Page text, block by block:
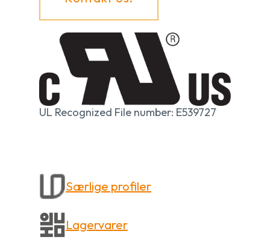
UL Recognized File number: E539727
Særlige profiler
Lagervarer